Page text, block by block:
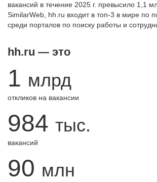
вакансий в течение 2025 г. превысило 1,1
SimilarWeb, hh.ru входит в топ-3 в мире по
среди порталов по поиску работы и
hh.ru — это
1 млрд
откликов на вакансии
984 тыс.
вакансий
90 млн